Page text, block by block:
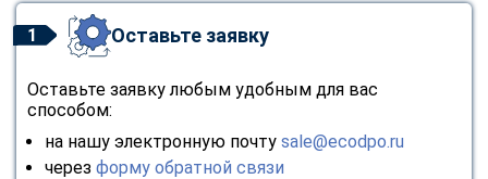
1 Оставьте заявку
Оставьте заявку любым удобным для вас
способом:
на нашу электронную почту sale@ecodpo.ru
через форму обратной связи